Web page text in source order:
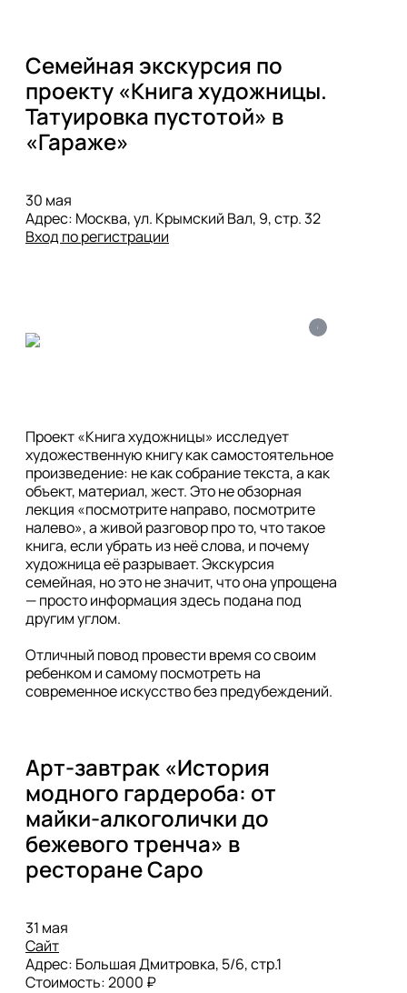
Семейная экскурсия по
проекту «Книга художницы.
Татуировка пустотой» в
«Гараже»
30 мая
Вход по регистрации
i
Проект «Книга художницы» исследует
художественную книгу как самостоятельное
произведение: не как собрание текста, а как
объект, материал, жест. Это не обзорная
лекция «посмотрите направо, посмотрите
налево», а живой разговор про то, что такое
книга, если убрать из неё слова, и почему
художница её разрывает. Экскурсия
семейная, но это не значит, что она упрощена
— просто информация здесь подана под
другим углом.
Отличный повод провести время со своим
ребенком и самому посмотреть на
современное искусство без предубеждений.
Арт-завтрак «История
модного гардероба: от
майки-алкоголички до
бежевого тренча» в
ресторане Саро
Сайт
Адрес: Большая Дмитровка, 5/6, стр.1
Стоимость: 2000 ₽